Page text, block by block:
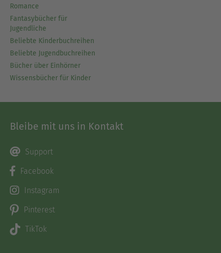
Romance
Fantasybücher für
Jugendliche
Beliebte Kinderbuchreihen
Beliebte Jugendbuchreihen
Bücher über Einhörner
Wissensbücher für Kinder
Bleibe mit uns in Kontakt
Support
Facebook
Instagram
Pinterest
TikTok